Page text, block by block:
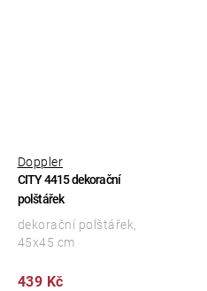
CITY 4415 dekorační
polštářek
Doppler
439 Kč
dekorační polštářek,
45x45 cm